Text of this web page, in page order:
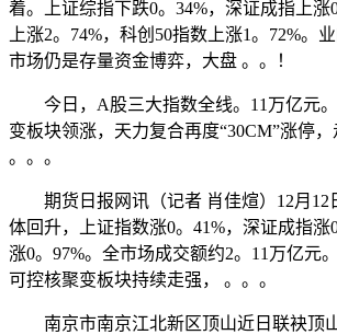
着。上证综指下跌0。34%，深证成指上涨
上涨2。74%，科创50指数上涨1。72%。
市场仍是存量资金博弈，大盘 。。！
今日，A股三大指数全线。11万亿元。
变板块领涨，天力复合再度“30CM”涨停
。。。
期货日报网讯（记者 肖佳煊）12月12
体回升，上证指数涨0。41%，深证成指涨
涨0。97%。全市场成交额约2。11万亿元
可控核聚变板块持续走强， 。。。
南京市南京江北新区顶山近日联袂顶